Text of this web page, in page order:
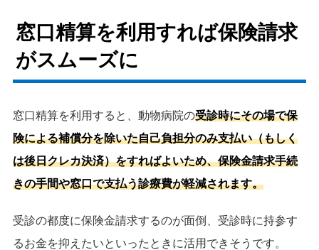
窓口精算を利用すれば保険請求
がスムーズに
窓口精算を利用すると、動物病院の受診時にその場で保
険による補償分を除いた自己負担分のみ支払い（もしく
は後日クレカ決済）をすればよいため、保険金請求手続
きの手間や窓口で支払う診療費が軽減されます。
受診の都度に保険金請求するのが面倒、受診時に持参す
るお金を抑えたいといったときに活用できそうです。